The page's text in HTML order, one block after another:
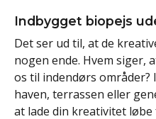
Indbygget biopejs
Det ser ud til, at de
nogen ende. Hvem siger,
os til indendørs områder?
haven, terrassen eller
at lade din kreativitet løbe